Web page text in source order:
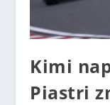
Kimi
Piastri